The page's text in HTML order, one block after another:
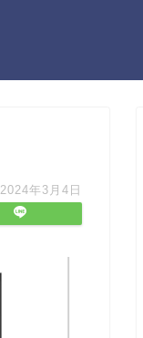
2024年3月4日